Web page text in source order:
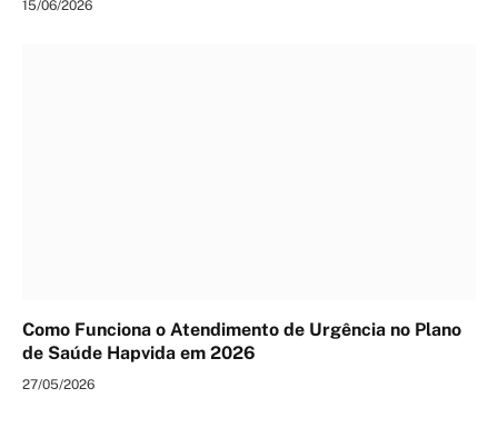
15/06/2026
Como Funciona o Atendimento de Urgência no Plano
de Saúde Hapvida em 2026
27/05/2026